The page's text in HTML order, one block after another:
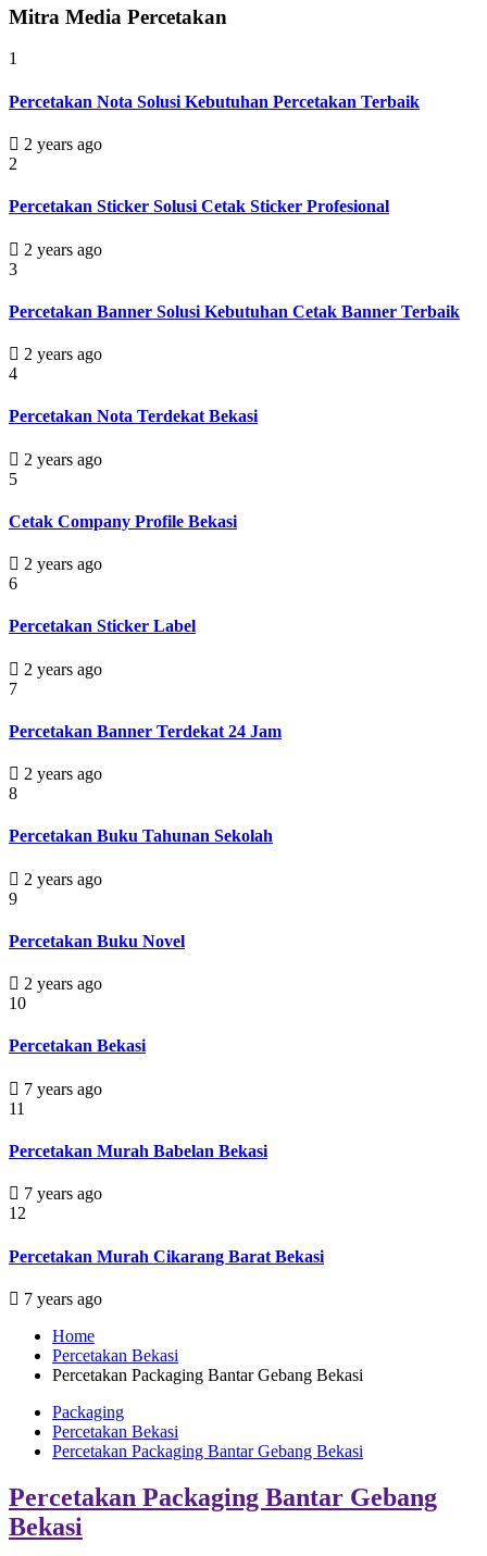
Mitra Media Percetakan
1
Percetakan Nota Solusi Kebutuhan Percetakan Terbaik
2 years ago
2
Percetakan Sticker Solusi Cetak Sticker Profesional
2 years ago
3
Percetakan Banner Solusi Kebutuhan Cetak Banner Terbaik
2 years ago
4
Percetakan Nota Terdekat Bekasi
2 years ago
5
Cetak Company Profile Bekasi
2 years ago
6
Percetakan Sticker Label
2 years ago
7
Percetakan Banner Terdekat 24 Jam
2 years ago
8
Percetakan Buku Tahunan Sekolah
2 years ago
9
Percetakan Buku Novel
2 years ago
10
Percetakan Bekasi
7 years ago
11
Percetakan Murah Babelan Bekasi
7 years ago
12
Percetakan Murah Cikarang Barat Bekasi
7 years ago
Home
Percetakan Bekasi
Percetakan Packaging Bantar Gebang Bekasi
Packaging
Percetakan Bekasi
Percetakan Packaging Bantar Gebang Bekasi
Percetakan Packaging Bantar Gebang
Bekasi